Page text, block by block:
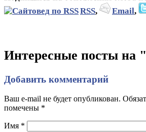
RSS, Email,
Интересные посты на
Добавить комментарий
Ваш e-mail не будет опубликован.
помечены *
Имя *